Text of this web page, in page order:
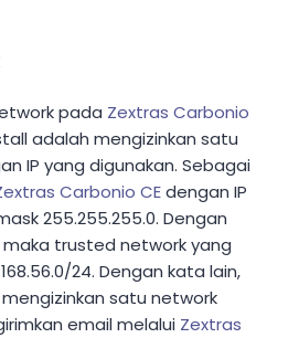
pada Zextras Carbonio
adalah mengizinkan satu
IP yang digunakan. Sebagai
Carbonio CEdengan IP
255.255.255.0. Dengan
trusted network yang
24. Dengan kata lain,
mengizinkan satu network
email melalui Zextras